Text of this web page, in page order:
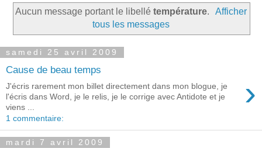
Aucun message portant le libellé température.
Afficher
tous les messages
samedi 25 avril 2009
Cause de beau temps
›
J'écris rarement mon billet directement dans mon blogue, je
l'écris dans Word, je le relis, je le corrige avec Antidote et je
viens ...
1 commentaire:
mardi 7 avril 2009